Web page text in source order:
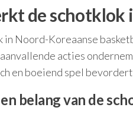
de schotklok
in Noord-Koreaanse
acties
en boeiend spel
belang van de